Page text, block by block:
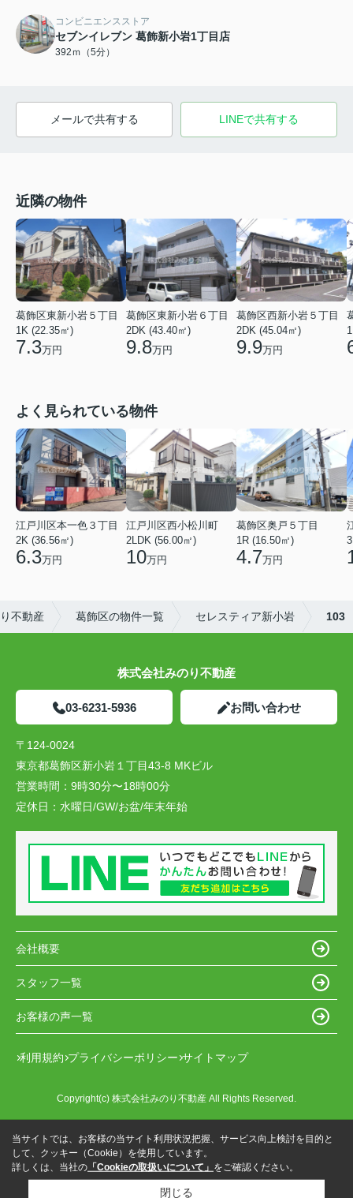
コンビニエンスストア
セブンイレブン 葛飾新小岩1丁目店
392ｍ（5分）
メールで共有する LINEで共有する
近隣の物件
葛飾区東新小岩５丁目
1K (22.35㎡)
7.3万円
葛飾区東新小岩６丁目
2DK (43.40㎡)
9.8万円
葛飾区西新小岩５丁目
2DK (45.04㎡)
9.9万円
よく見られている物件
江戸川区本一色３丁目
2K (36.56㎡)
6.3万円
江戸川区西小松川町
2LDK (56.00㎡)
10万円
葛飾区奥戸５丁目
1R (16.50㎡)
4.7万円
不動産 葛飾区の物件一覧 セレスティア新小岩 103
株式会社みのり不動産
03-6231-5936 お問い合わせ
〒124-0024
東京都葛飾区新小岩１丁目43-8 MKビル
営業時間： 9時30分〜18時00分
定休日： 水曜日/GW/お盆/年末年始
会社概要
スタッフ一覧
お客様の声一覧
利用規約 プライバシーポリシー サイトマップ
Copyright(c) 株式会社みのり不動産 All Rights Reserved.
当サイトでは、お客様の当サイト利用状況把握、サービス向上検討を目的と
して、クッキー（Cookie）を使用しています。
詳しくは、当社の 「Cookieの取扱いについて」 をご確認ください。
閉じる